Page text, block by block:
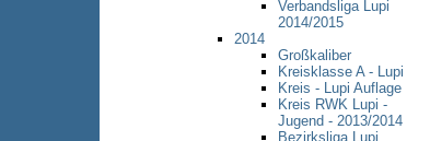
Verbandsliga Lupi
2014/2015
2014
Großkaliber
Kreisklasse A - Lupi
Kreis - Lupi Auflage
Kreis RWK Lupi -
Jugend - 2013/2014
Bezirksliga Lupi